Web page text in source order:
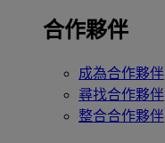
合作夥伴
成為合作夥伴
尋找合作夥伴
整合合作夥伴